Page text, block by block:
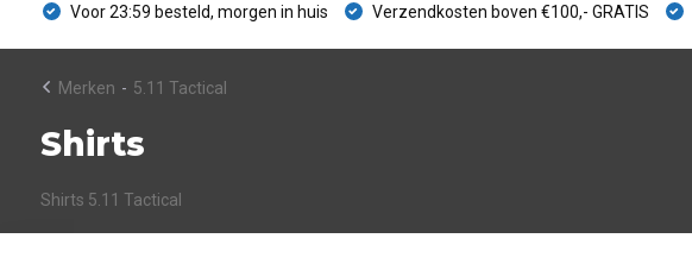
Voor 23:59 besteld, morgen in huis Verzendkosten boven €100,- GRATIS
Merken - 5.11 Tactical
Shirts
Shirts 5.11 Tactical